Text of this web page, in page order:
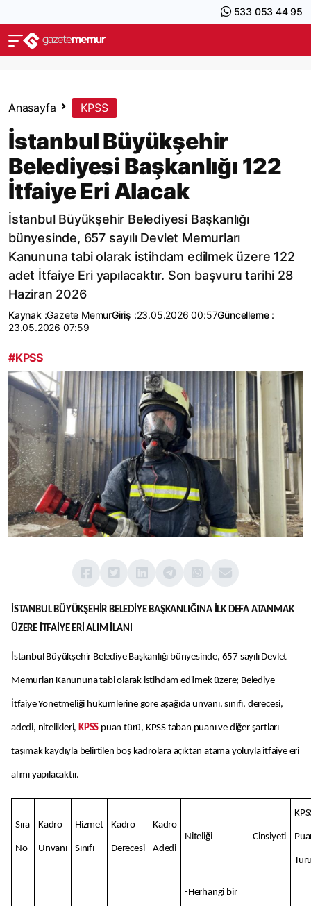
533 053 44 95
Anasayfa KPSS
İstanbul Büyükşehir
Belediyesi Başkanlığı 122
İtfaiye Eri Alacak
İstanbul Büyükşehir Belediyesi Başkanlığı
bünyesinde, 657 sayılı Devlet Memurları
Kanununa tabi olarak istihdam edilmek üzere 122
adet İtfaiye Eri yapılacaktır. Son başvuru tarihi 28
Haziran 2026
Kaynak :Gazete MemurGiriş :23.05.2026 00:57Güncelleme :
23.05.2026 07:59
#KPSS
İSTANBUL BÜYÜKŞEHİR BELEDİYE BAŞKANLIĞINA İLK DEFA ATANMAK
ÜZERE İTFAİYE ERİ ALIM İLANI
İstanbul Büyükşehir Belediye Başkanlığı bünyesinde, 657 sayılı Devlet
Memurları Kanununa tabi olarak istihdam edilmek üzere; Belediye
İtfaiye Yönetmeliği hükümlerine göre aşağıda unvanı, sınıfı, derecesi,
adedi, nitelikleri,KPSS puan türü, KPSS taban puanı ve diğer şartları
taşımak kaydıyla belirtilen boş kadrolara açıktan atama yoluyla itfaiye eri
alımı yapılacaktır.
Sıra
No
Kadro
Unvanı
Hizmet
Sınıfı
Kadro
Derecesi
Kadro
Adedi
Niteliği Cinsiyeti
-Herhangi bir